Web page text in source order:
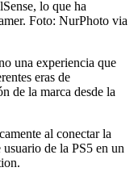
lo que ha
Foto: NurPhoto via
una experiencia que
eras de
de la marca desde la
al conectar la
de la PS5 en un